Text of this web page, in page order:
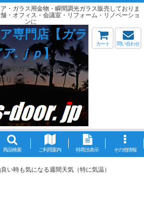
・ガラス用金物・瞬間調光ガラス販売しておりま
・オフィス・会議室・リフォーム・リノベーショ
ンに
専門店【ガラ
.ｊｐ】
物やガラスも販売いたして
ります。
カート 問い合わせ
商品検索 ご利用案内 特商法表示 その他情報
い時も気になる週間天気（特に気温）